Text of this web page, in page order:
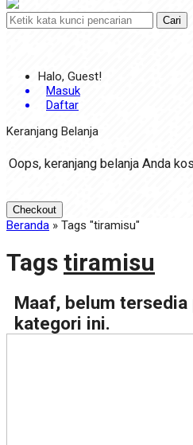
Cari
Halo, Guest!
Masuk
Daftar
Keranjang Belanja
Oops, keranjang belanja Anda
Checkout
Beranda » Tags "tiramisu"
Tags tiramisu
Maaf, belum tersedia
kategori ini.